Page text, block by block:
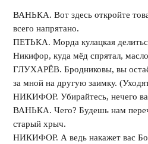
ВАНЬКА. Вот здесь откройте
всего напрятано.
ПЕТЬКА. Морда кулацкая
Никифор, куда мёд спрятал,
ГЛУХАРЁВ. Бродниковы, вы
за мной на другую заимку.
НИКИФОР. Убирайтесь, нечего
ВАНЬКА. Чего? Будешь нам
старый хрыч.
НИКИФОР. А ведь накажет вас